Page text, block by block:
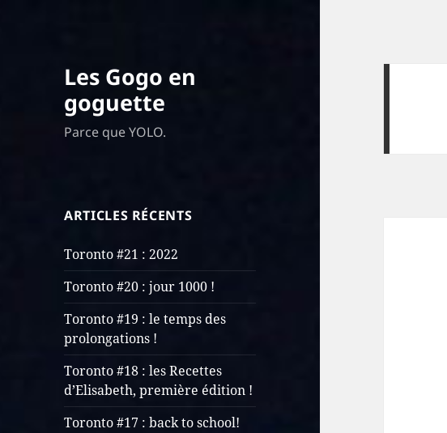
Les Gogo en
goguette
Parce que YOLO.
ARTICLES RÉCENTS
Toronto #21 : 2022
Toronto #20 : jour 1000 !
Toronto #19 : le temps des
prolongations !
Toronto #18 : les Recettes
d’Elisabeth, première édition !
Toronto #17 : back to school!